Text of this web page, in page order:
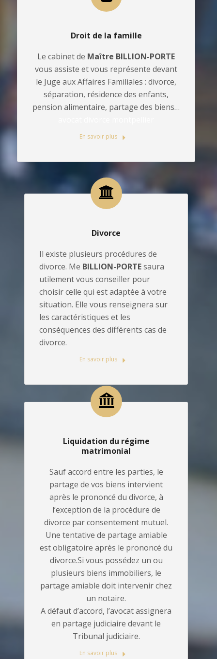
Droit de la famille
Le cabinet de Maître BILLION-PORTE
vous assiste et vous représente devant
le Juge aux Affaires Familiales : divorce,
séparation, résidence des enfants,
pension alimentaire, partage des biens…
En savoir plus
Divorce
Il existe plusieurs procédures de
divorce. Me BILLION-PORTEsaura
utilement vous conseiller pour
choisir celle qui est adaptée à votre
situation. Elle vous renseignera sur
les caractéristiques et les
conséquences des différents cas de
divorce.
En savoir plus
Liquidation du régime
matrimonial
Sauf accord entre les parties, le
partage de vos biens intervient
après le prononcé du divorce, à
l’exception de la procédure de
divorce par consentement mutuel.
Une tentative de partage amiable
est obligatoire après le prononcé du
divorce.Si vous possédez un ou
plusieurs biens immobiliers, le
partage amiable doit intervenir chez
un notaire.
A défaut d’accord, l’avocat assignera
en partage judiciaire devant le
Tribunal judiciaire.
En savoir plus